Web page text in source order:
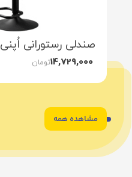
صندلی رستورانی اُپنی V 145
14,729,000تومان
1
2
3
4 مشاهده همه